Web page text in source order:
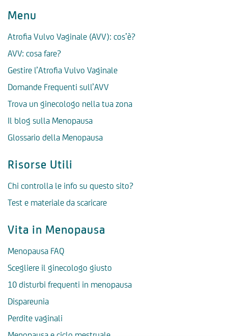
Menu
Atrofia Vulvo Vaginale (AVV): cos’è?
AVV: cosa fare?
Gestire l’Atrofia Vulvo Vaginale
Domande Frequenti sull’AVV
Trova un ginecologo nella tua zona
Il blog sulla Menopausa
Glossario della Menopausa
Risorse Utili
Chi controlla le info su questo sito?
Test e materiale da scaricare
Vita in Menopausa
Menopausa FAQ
Scegliere il ginecologo giusto
10 disturbi frequenti in menopausa
Dispareunia
Perdite vaginali